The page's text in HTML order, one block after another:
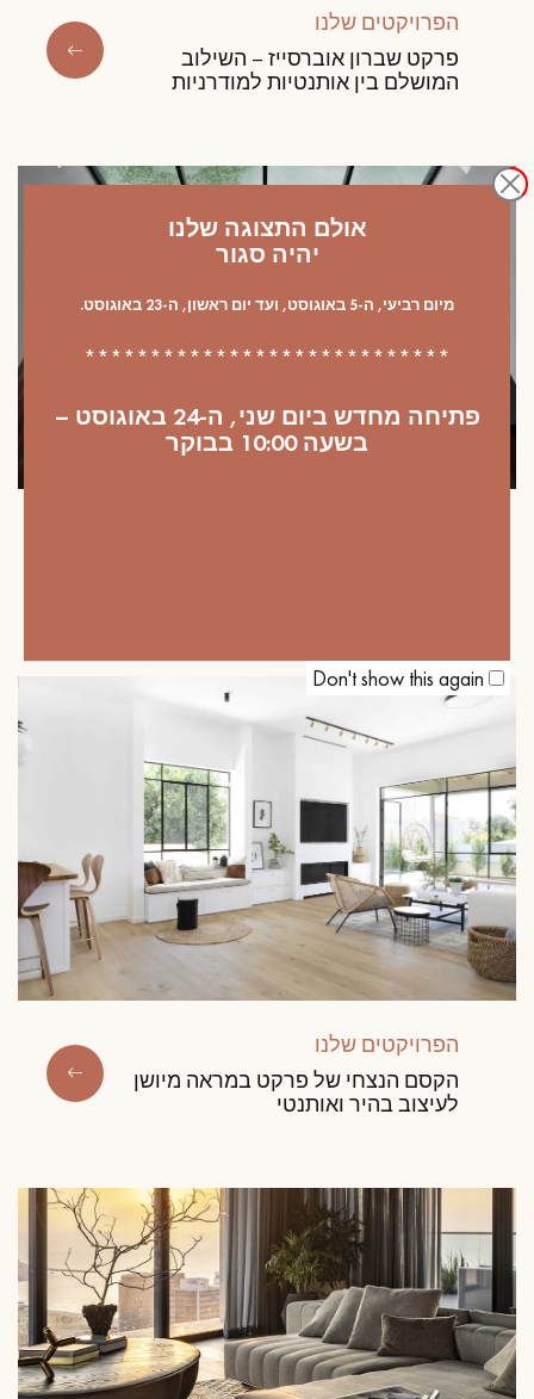
הפרויקטים שלנו
פרקט שברון אוברסייז – השילוב
המושלם בין אותנטיות למודרניות
הפרויקטים שלנו
הקסם הנצחי של פרקט במראה מיושן
לעיצוב בהיר ואותנטי
אולם התצוגה שלנו
יהיה סגור
מיום רביעי, ה-5 באוגוסט, ועד יום ראשון, ה-23 באוגוסט.
****************************
פתיחה מחדש ביום שני, ה-24 באוגוסט –
בשעה 10:00 בבוקר
Don't show this again